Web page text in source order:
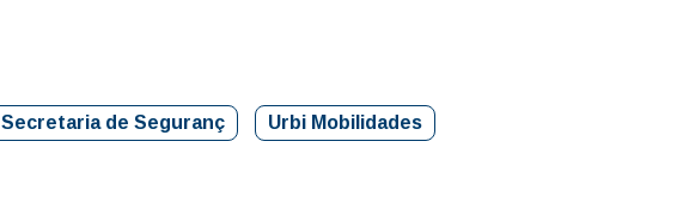
Secretaria de Seguranç Urbi Mobilidades